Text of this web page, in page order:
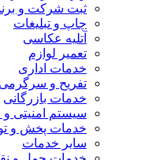
ثبت شرکت و
چاپ و تبلیغات
آتلیه عکاسی
تعمیر لوازم
خدمات اداری
تفریح و سرگرمی
خدمات بازرگانی
سیستم امنیتی
خدمات پخش و
سایر خدمات